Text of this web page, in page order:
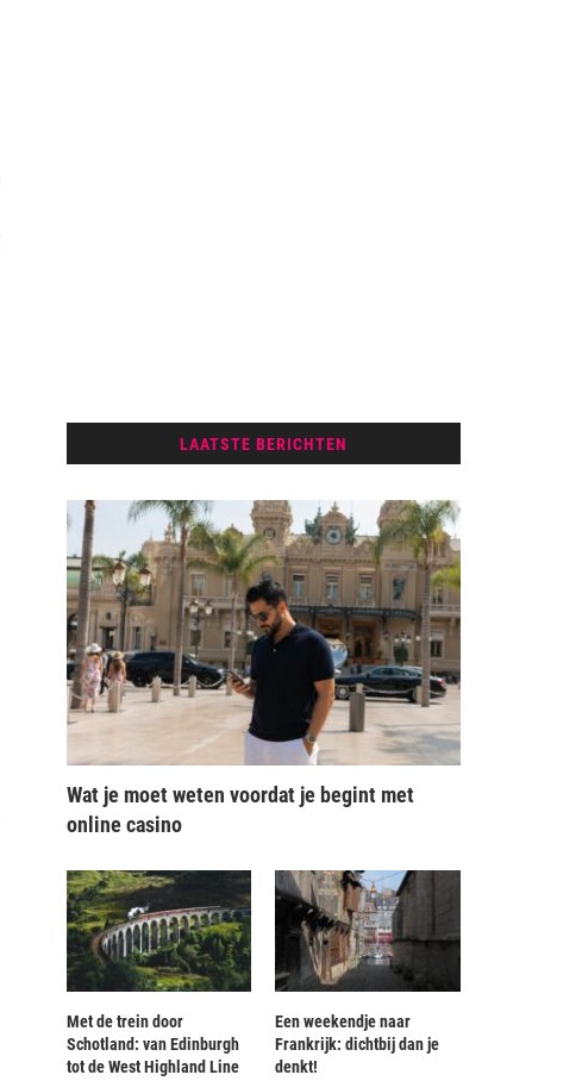
LAATSTE BERICHTEN
Wat je moet weten voordat je begint met
online casino
Met de trein door
Schotland: van Edinburgh
tot de West Highland Line
Een weekendje naar
Frankrijk: dichtbij dan je
denkt!